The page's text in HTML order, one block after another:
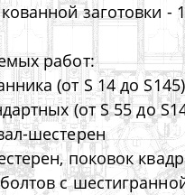
заготовки -
работ:
(от S 14 до S145)
(от S 55 до
шестерен
поковок
с